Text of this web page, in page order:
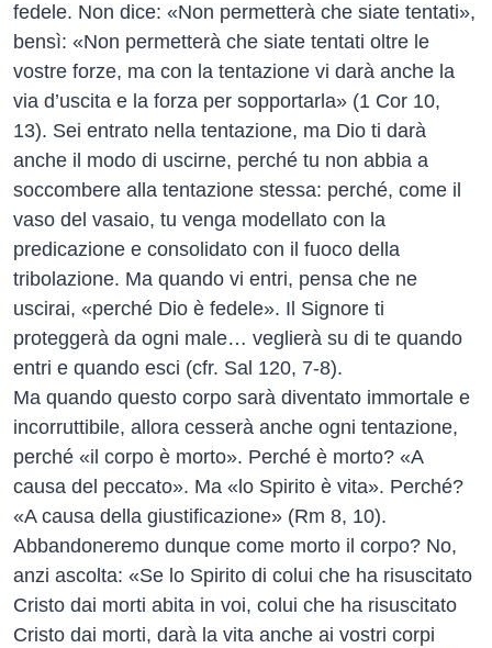
fedele. Non dice: «Non permetterà che siate tentati»,
bensì: «Non permetterà che siate tentati oltre le
vostre forze, ma con la tentazione vi darà anche la
via d’uscita e la forza per sopportarla» (1 Cor 10,
13). Sei entrato nella tentazione, ma Dio ti darà
anche il modo di uscirne, perché tu non abbia a
soccombere alla tentazione stessa: perché, come il
vaso del vasaio, tu venga modellato con la
predicazione e consolidato con il fuoco della
tribolazione. Ma quando vi entri, pensa che ne
uscirai, «perché Dio è fedele». Il Signore ti
proteggerà da ogni male… veglierà su di te quando
entri e quando esci (cfr. Sal 120, 7-8).
Ma quando questo corpo sarà diventato immortale e
incorruttibile, allora cesserà anche ogni tentazione,
perché «il corpo è morto». Perché è morto? «A
causa del peccato». Ma «lo Spirito è vita». Perché?
«A causa della giustificazione» (Rm 8, 10).
Abbandoneremo dunque come morto il corpo? No,
anzi ascolta: «Se lo Spirito di colui che ha risuscitato
Cristo dai morti abita in voi, colui che ha risuscitato
Cristo dai morti, darà la vita anche ai vostri corpi